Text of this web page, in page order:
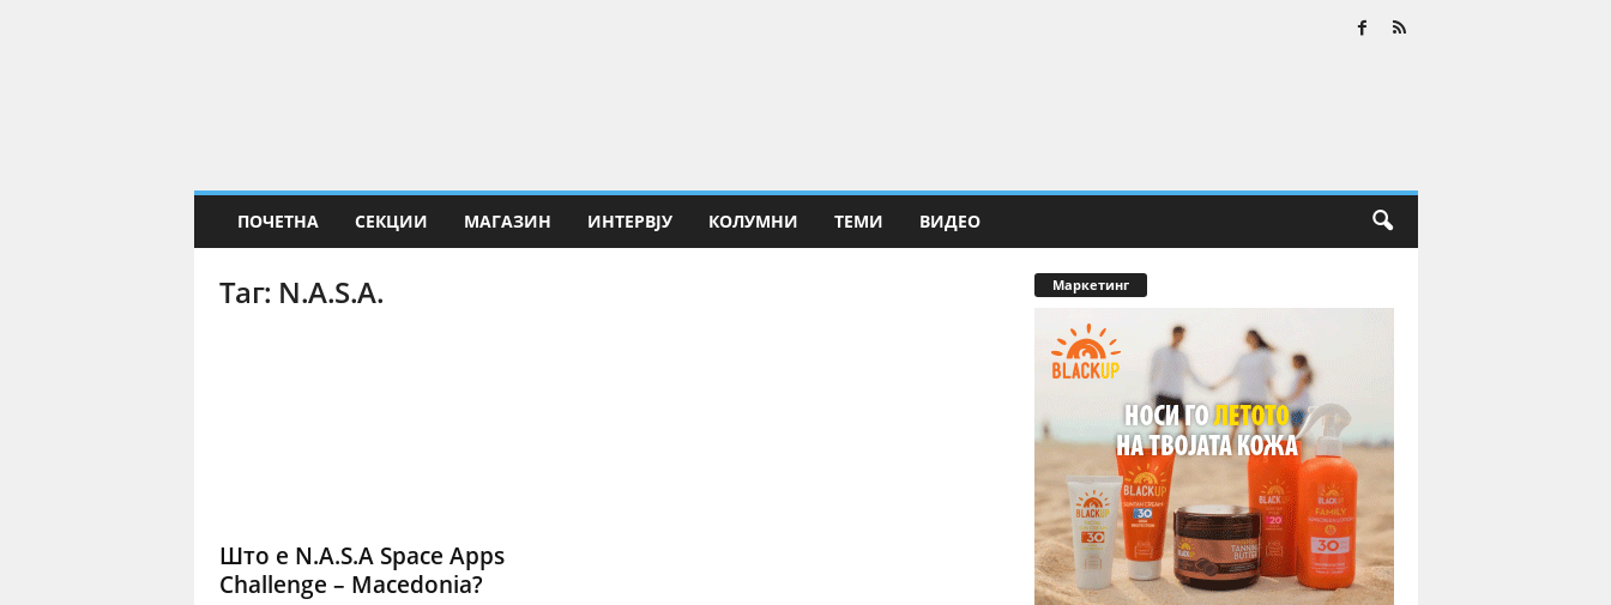
ПОЧЕТНА СЕКЦИИ МАГАЗИН ИНТЕРВЈУ КОЛУМНИ ТЕМИ ВИДЕО
Таг: N.A.S.A.
Што е N.A.S.A Space Apps
Challenge – Macedonia?
Маркетинг